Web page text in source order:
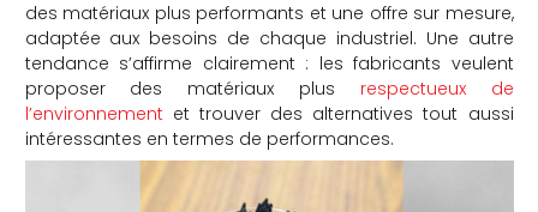
des matériaux plus performants et une offre sur mesure,
adaptée aux besoins de chaque industriel. Une autre
tendance s’affirme clairement : les fabricants veulent
proposer des matériaux plus respectueux de
l’environnement et trouver des alternatives tout aussi
intéressantes en termes de performances.